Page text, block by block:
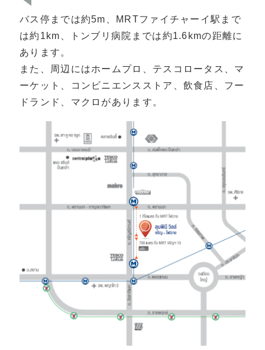
バス停までは約5m、MRTファイチャーイ駅まで
は約1km、トンブリ病院までは約1.6kmの距離に
あります。
また、周辺にはホームプロ、テスコロータス、マ
ーケット、コンビニエンスストア、飲食店、フー
ドランド、マクロがあります。